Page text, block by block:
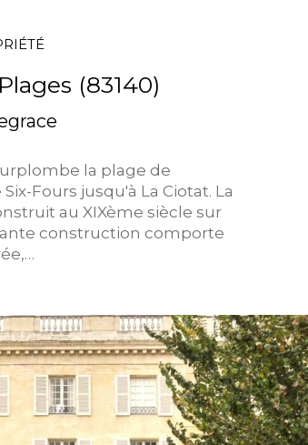
(83140)
la plage de
Fours jusqu'à La Ciotat. La
au XIXème siècle sur
construction comporte